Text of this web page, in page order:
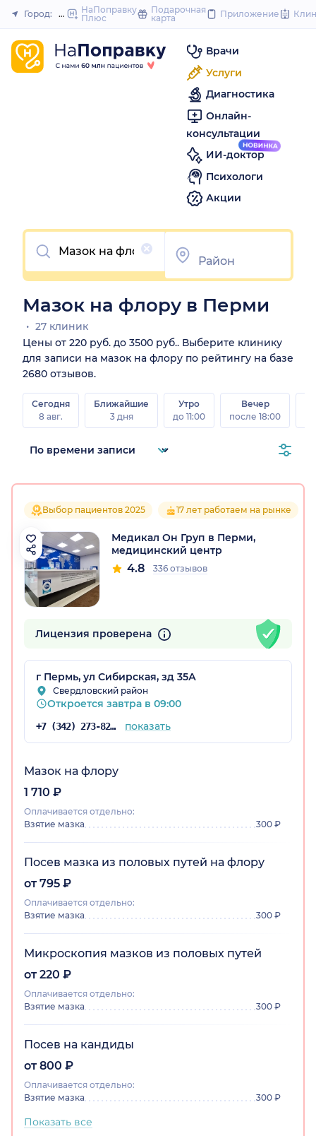
to
Закрыть
Город: ПермьНаПоправку
Плюс
Подарочная
карта
Приложение
Врачи
Услуги
Диагностика
Онлайн-
консультации
ИИ-доктор
Психологи
Акции
Очистить
Мазок на флору в Перми
27 клиник
Цены от 220 руб. до 3500 руб.. Выберите клинику
для записи на мазок на флору по рейтингу на базе
2680 отзывов.
Сегодня
8 авг.
Ближайшие
3 дня
Утро
до 11:00
Вечер
после 18:00
Выбор пациентов 2025 17 лет работаем на рынке
Медикал Он Груп в Перми,
медицинский центр
4.8 336 отзывов
Лицензия проверена
г Пермь, ул Сибирская, зд 35А
Свердловский район
Откроется завтра в 09:00
+7 (342) 273-82-39 показать
Мазок на флору
1 710 ₽
Оплачивается отдельно:
Взятие мазка
300 ₽
Посев мазка из половых путей на флору
от 795 ₽
Оплачивается отдельно:
Взятие мазка
300 ₽
Микроскопия мазков из половых путей
от 220 ₽
Оплачивается отдельно:
Взятие мазка
300 ₽
Посев на кандиды
от 800 ₽
Оплачивается отдельно:
Взятие мазка
300 ₽
Показать все